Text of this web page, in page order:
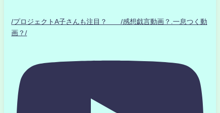
/プロジェクトA子さんも注目？ /感想戯言動画？.一息つく動
画？/